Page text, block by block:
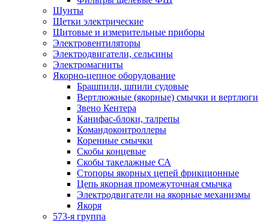
Шунты
Щетки электрические
Щитовые и измерительные приборы
Электровентиляторы
Электродвигатели, сельсины
Электромагниты
Якорно-цепное оборудование
Брашпили, шпили судовые
Вертлюжные (якорные) смычки и вертлюги
Звено Кентера
Канифас-блоки, талрепы
Командоконтроллеры
Коренные смычки
Скобы концевые
Скобы такелажные СА
Стопоры якорных цепей фрикционные
Цепь якорная промежуточная смычка
Электродвигатели на якорные механизмы
Якоря
573-я группа